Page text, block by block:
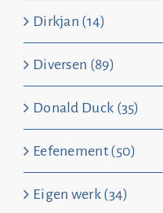
Dirkjan (14)
Diversen (89)
Donald Duck (35)
Eefenement (50)
Eigen werk (34)